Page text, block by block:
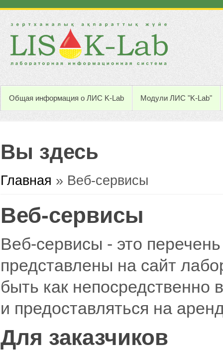
Общая информация о ЛИС K-Lab Модули ЛИС "K-Lab"
Вы здесь
Главная » Веб-сервисы
Веб-сервисы
Веб-сервисы - это
представлены на сайт
быть как непосредственно
и предоставляться на
Для заказчиков